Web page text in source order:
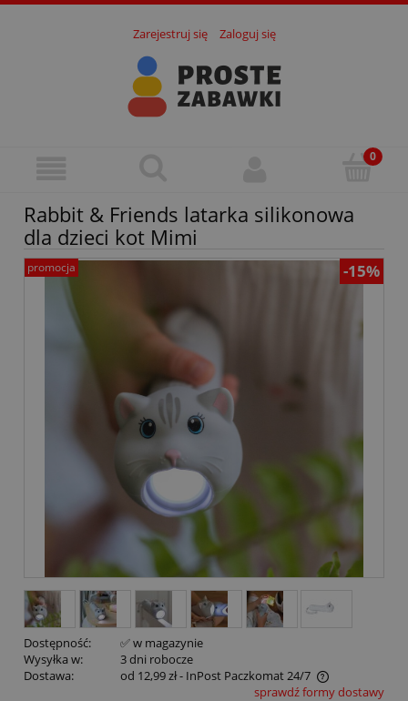
Zarejestruj się Zaloguj się
Rabbit & Friends latarka silikonowa
dla dzieci kot Mimi
promocja -15%
Dostępność:
✅ w magazynie
Wysyłka w:
3 dni robocze
Dostawa:
od 12,99 zł- InPost Paczkomat 24/7
sprawdź formy dostawy